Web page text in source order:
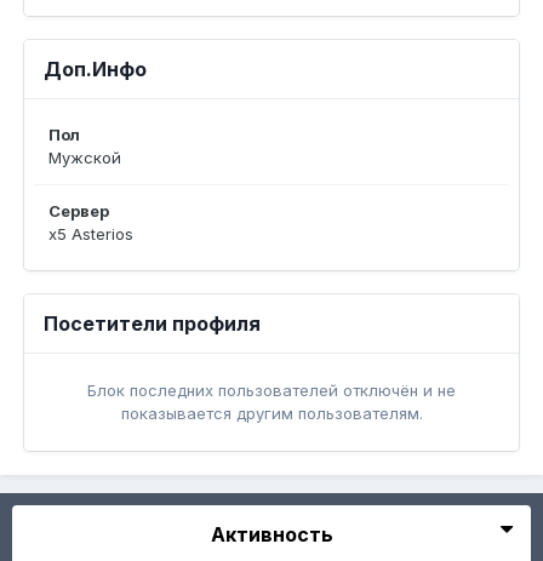
Доп.Инфо
Пол
Мужской
Сервер
x5 Asterios
Посетители профиля
Блок последних пользователей отключён и не
показывается другим пользователям.
Активность